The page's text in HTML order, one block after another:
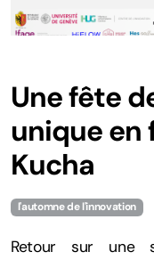
Une fête
unique en
Kucha
l'automne de l'innovation
Retour sur une